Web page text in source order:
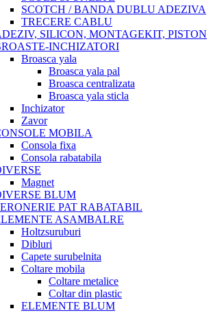
SCOTCH / BANDA DUBLU ADEZIVA
TRECERE CABLU
SILICON, MONTAGEKIT, PISTON
INCHIZATORI
Broasca yala
Broasca yala pal
Broasca centralizata
Broasca yala sticla
Inchizator
Zavor
MOBILA
Consola fixa
Consola rabatabila
Magnet
BLUM
PAT RABATABIL
ASAMBALRE
Holtzsuruburi
Dibluri
Capete surubelnita
Coltare mobila
Coltare metalice
Coltar din plastic
ELEMENTE BLUM